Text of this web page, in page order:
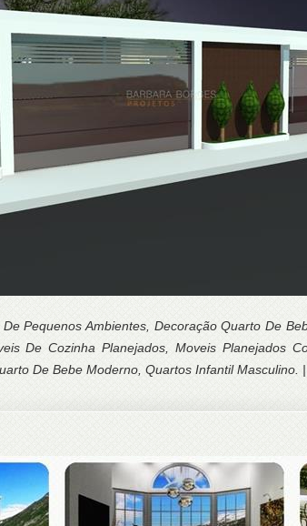
De Pequenos Ambientes, Decoração Quarto De
De Cozinha Planejados, Moveis Planejados
De Bebe Moderno, Quartos Infantil Masculino. |